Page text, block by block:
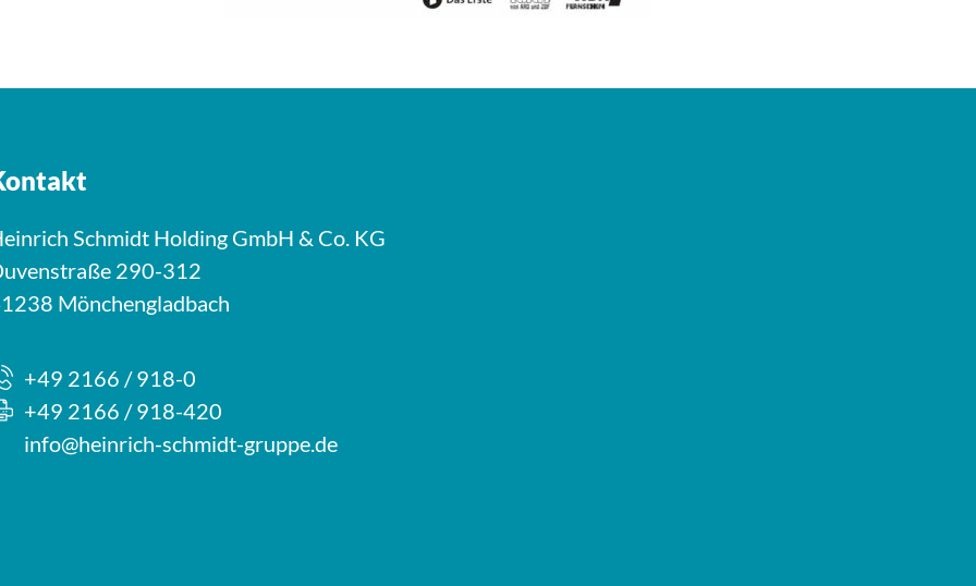
Schmidt Holding GmbH & Co. KG
290-312
Mönchengladbach
+49 2166 / 918-0
+49 2166 / 918-420
info@heinrich-schmidt-gruppe.de